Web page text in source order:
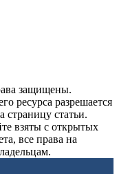
защищены.
ресурса разрешается
страницу статьи.
взяты с открытых
все права на